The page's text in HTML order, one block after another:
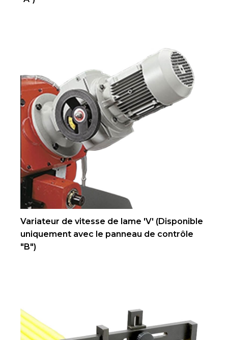
Variateur de vitesse de lame 'V' (Disponible
uniquement avec le panneau de contrôle
"B")